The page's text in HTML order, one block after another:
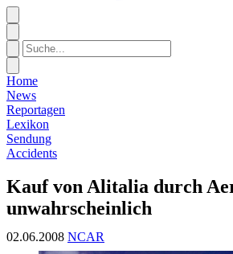
Home
News
Reportagen
Lexikon
Sendung
Accidents
Kauf von Alitalia durch
unwahrscheinlich
02.06.2008 NCAR